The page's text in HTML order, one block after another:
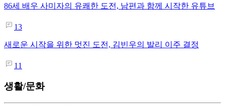
86세 배우 사미자의 유쾌한 도전, 남편과 함께 시작한 유튜브
13
새로운 시작을 위한 멋진 도전, 김빈우의 발리 이주 결정
11
생활/문화